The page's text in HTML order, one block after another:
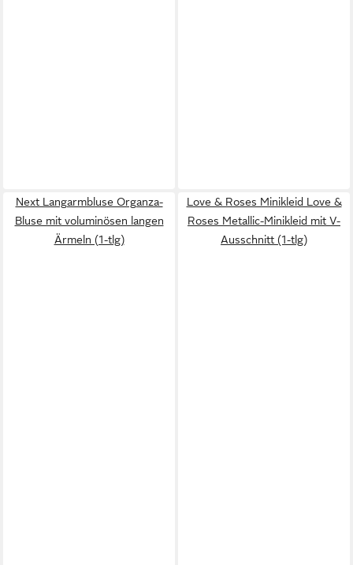
Next Langarmbluse Organza-
Bluse mit voluminösen langen
Ärmeln (1-tlg)
Love & Roses Minikleid Love &
Roses Metallic-Minikleid mit V-
Ausschnitt (1-tlg)